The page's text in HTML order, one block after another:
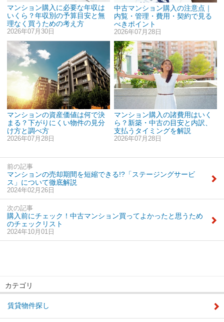
マンション購入に必要な年収は
いくら？年収別の予算目安と無
理なく買うための考え方
2026年07月30日
中古マンション購入の注意点｜
内覧・管理・費用・契約で見る
べきポイント
2026年07月28日
マンションの資産価値は何で決
まる？下がりにくい物件の見分
け方と調べ方
2026年07月28日
マンション購入の諸費用はいく
ら？新築・中古の目安と内訳、
支払うタイミングを解説
2026年07月28日
前の記事
マンションの売却期間を短縮できる!?「ステージングサービ
ス」について徹底解説
2024年02月26日
次の記事
購入前にチェック！中古マンション買ってよかったと思うため
のチェックリスト
2024年10月01日
カテゴリ
賃貸物件探し